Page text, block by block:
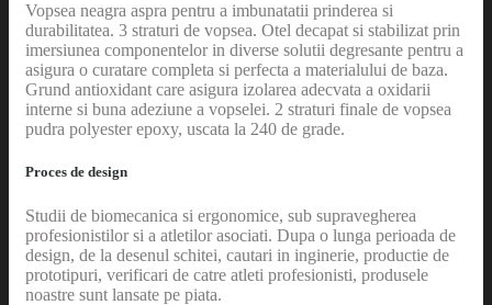
Vopsea neagra aspra pentru a imbunatatii prinderea si
durabilitatea. 3 straturi de vopsea. Otel decapat si stabilizat prin
imersiunea componentelor in diverse solutii degresante pentru a
asigura o curatare completa si perfecta a materialului de baza.
Grund antioxidant care asigura izolarea adecvata a oxidarii
interne si buna adeziune a vopselei. 2 straturi finale de vopsea
pudra polyester epoxy, uscata la 240 de grade.
Proces de design
Studii de biomecanica si ergonomice, sub supravegherea
profesionistilor si a atletilor asociati. Dupa o lunga perioada de
design, de la desenul schitei, cautari in inginerie, productie de
prototipuri, verificari de catre atleti profesionisti, produsele
noastre sunt lansate pe piata.